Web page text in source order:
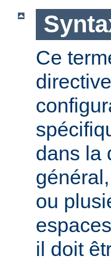
Ce
dans la
ou
il doit